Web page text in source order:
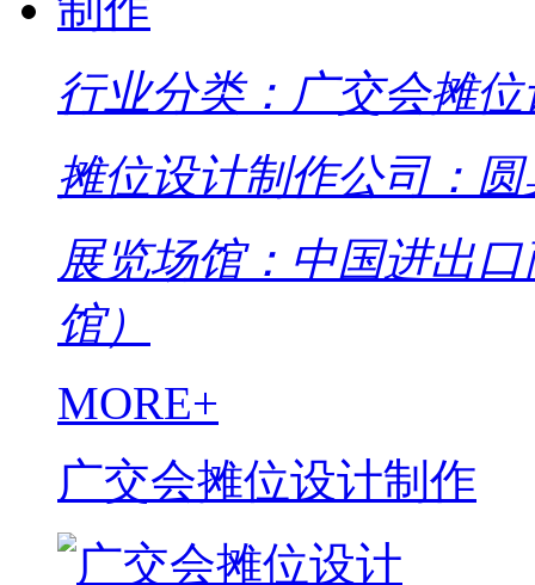
行业分类：广交会摊
摊位设计制作公司：
展览场馆：中国进出
馆）
MORE+
广交会摊位设计制作